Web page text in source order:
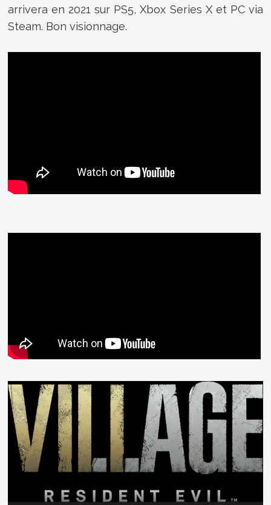
arrivera en 2021 sur PS5, Xbox Series X et PC via
Steam. Bon visionnage.